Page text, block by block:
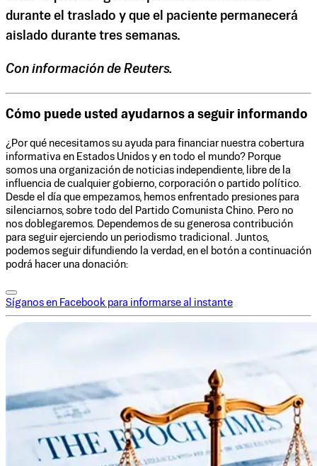
durante el traslado y que el paciente permanecerá
aislado durante tres semanas.
Con información de Reuters.
Cómo puede usted ayudarnos a seguir informando
¿Por qué necesitamos su ayuda para financiar nuestra cobertura
informativa en Estados Unidos y en todo el mundo? Porque
somos una organización de noticias independiente, libre de la
influencia de cualquier gobierno, corporación o partido político.
Desde el día que empezamos, hemos enfrentado presiones para
silenciarnos, sobre todo del Partido Comunista Chino. Pero no
nos doblegaremos. Dependemos de su generosa contribución
para seguir ejerciendo un periodismo tradicional. Juntos,
podemos seguir difundiendo la verdad, en el botón a continuación
podrá hacer una donación:
Síganos en Facebook para informarse al instante